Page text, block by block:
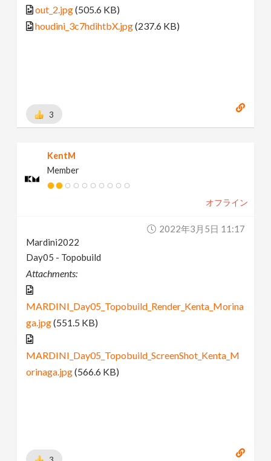
out_2.jpg(505.6 KB)
houdini_3c7hdihtbX.jpg(237.6 KB)
3
KentM
Member
オフライン
2022年3月5日 11:17
Mardini2022
Day05 - Topobuild
Attachments:
MARDINI_Day05_Topobuild_Render_Kenta_Morina
ga.jpg(551.5 KB)
MARDINI_Day05_Topobuild_ScreenShot_Kenta_M
orinaga.jpg(566.6 KB)